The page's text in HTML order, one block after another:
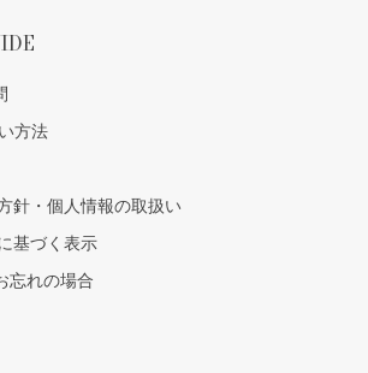
方法
針・個人情報の取扱い
基づく表示
忘れの場合